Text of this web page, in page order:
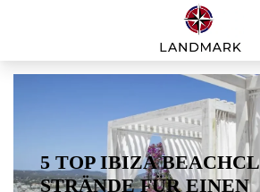
5 TOP IBIZA
STRÄNDE FÜR EINEN